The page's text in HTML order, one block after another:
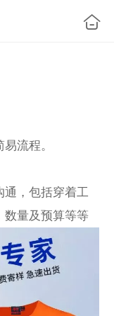
流程。
通，包括穿着工
数量及预算等等